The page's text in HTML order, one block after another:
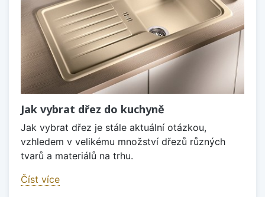
Jak vybrat dřez do kuchyně
Jak vybrat dřez je stále aktuální otázkou,
vzhledem v velikému množství dřezů různých
tvarů a materiálů na trhu.
Číst více